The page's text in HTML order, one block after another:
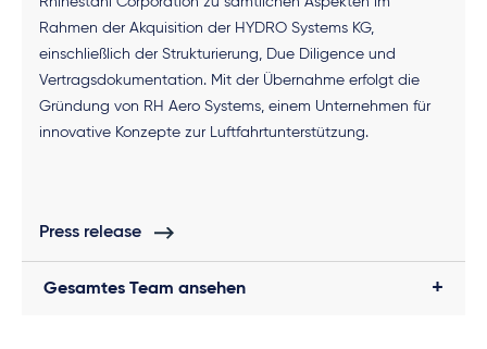
Rahmen der Akquisition der HYDRO Systems KG,
einschließlich der Strukturierung, Due Diligence und
Vertragsdokumentation. Mit der Übernahme erfolgt die
Gründung von RH Aero Systems, einem Unternehmen für
innovative Konzepte zur Luftfahrtunterstützung.
Press release
Gesamtes Team ansehen